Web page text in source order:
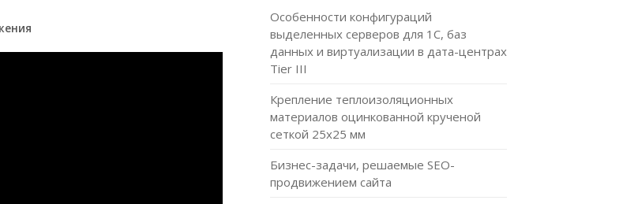
Особенности конфигураций
выделенных серверов для 1С, баз
данных и виртуализации в дата-центрах
Tier III
Крепление теплоизоляционных
материалов оцинкованной крученой
сеткой 25х25 мм
Бизнес-задачи, решаемые SEO-
продвижением сайта